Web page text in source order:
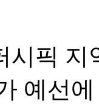
시픽 지
예선